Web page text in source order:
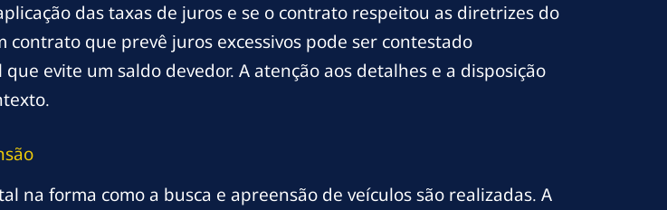
das taxas de juros e se o contrato respeitou as diretrizes do
contrato que prevê juros excessivos pode ser contestado
evite um saldo devedor. A atenção aos detalhes e a disposição
na forma como a busca e apreensão de veículos são realizadas. A